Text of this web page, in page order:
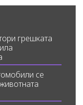
грешката
се